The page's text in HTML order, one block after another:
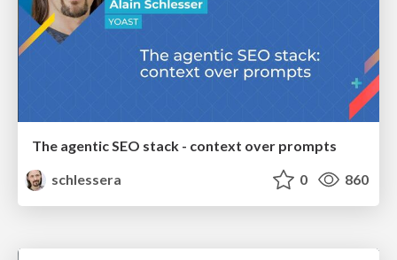
The agentic SEO stack - context over prompts
schlessera
0 860